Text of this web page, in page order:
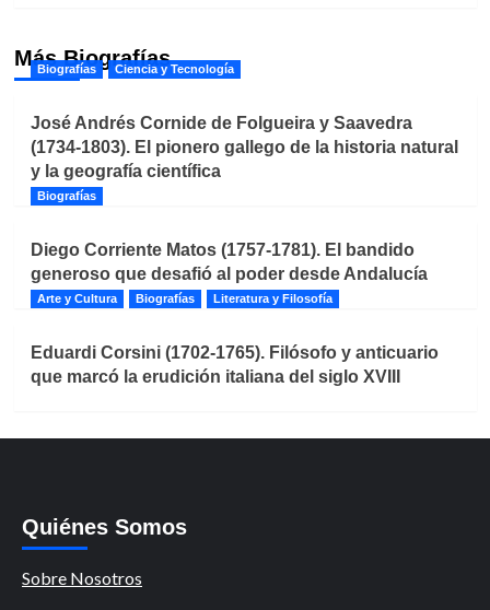
Más Biografías
Biografías Ciencia y Tecnología
José Andrés Cornide de Folgueira y Saavedra
(1734-1803). El pionero gallego de la historia natural
y la geografía científica
Biografías
Diego Corriente Matos (1757-1781). El bandido
generoso que desafió al poder desde Andalucía
Arte y Cultura Biografías Literatura y Filosofía
Eduardi Corsini (1702-1765). Filósofo y anticuario
que marcó la erudición italiana del siglo XVIII
Quiénes Somos
Sobre Nosotros